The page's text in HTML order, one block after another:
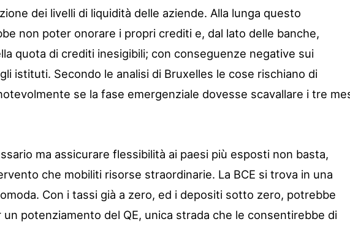
dei livelli di liquidità delle aziende. Alla lunga questo
non poter onorare i propri crediti e, dal lato delle banche,
quota di crediti inesigibili; con conseguenze negative sui
istituti. Secondo le analisi di Bruxelles le cose rischiano di
se la fase emergenziale dovesse scavallare i tre
ma assicurare flessibilità ai paesi più esposti non basta,
che mobiliti risorse straordinarie. La BCE si trova in una
Con i tassi già a zero, ed i depositi sotto zero, potrebbe
un potenziamento del QE, unica strada che le consentirebbe di